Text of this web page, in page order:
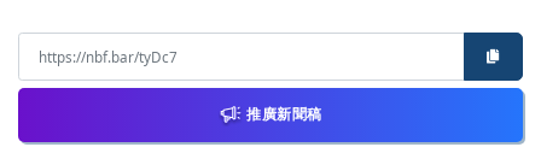
推廣新聞稿